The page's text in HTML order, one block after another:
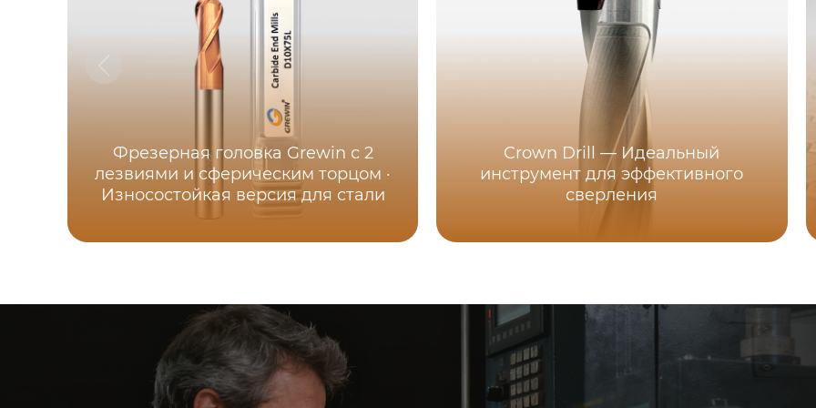
Фрезерная головка Grewin с 2
лезвиями и сферическим торцом ·
Износостойкая версия для стали
Crown Drill — Идеальный
инструмент для эффективного
сверления